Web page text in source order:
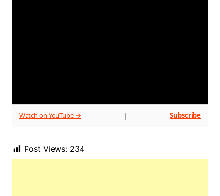
Watch on YouTube → | Subscribe
Post Views: 234